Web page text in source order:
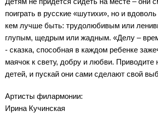
поиграть в русские «шутихи», но и
кем лучше быть: трудолюбивым или
глупым, щедрым или жадным. «Делу –
- сказка, способная в каждом ребенке
маячок к свету, добру и любви.
детей, и пускай они сами сделают свой
Артисты филармонии:
Ирина Кучинская